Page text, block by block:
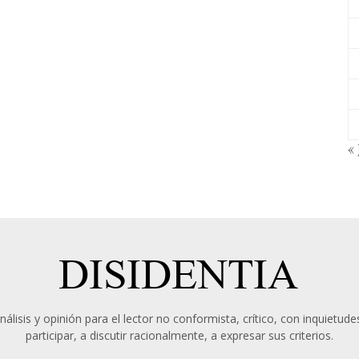
«
y opinión para el lector no conformista, crítico, con
participar, a discutir racionalmente, a expresar sus criterios.